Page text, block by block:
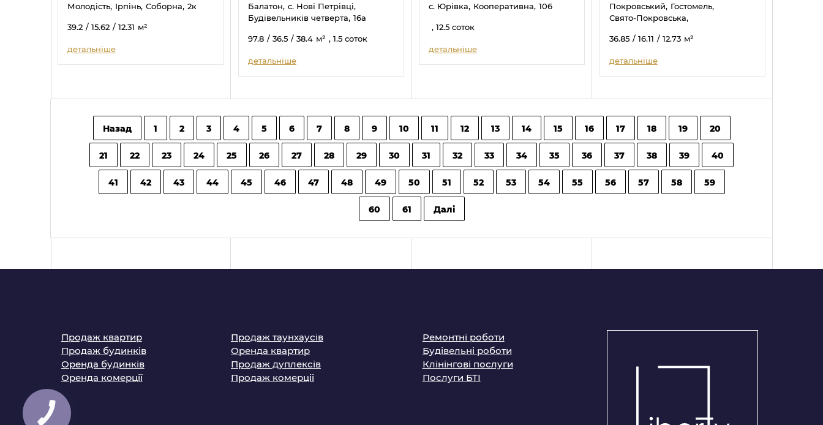
Молодість, Ірпінь, Соборна, 2к
39.2 / 15.62 / 12.31 м²
детальніше
Балатон, с. Нові Петрівці,
Будівельників четверта, 16а
97.8 / 36.5 / 38.4 м² , 1.5 соток
детальніше
с. Юрівка, Кооперативна, 106
, 12.5 соток
детальніше
Покровський, Гостомель,
Свято-Покровська,
36.85 / 16.11 / 12.73 м²
детальніше
Назад 1 2 3 4 5 6 7 8 9 10 11 12 13 14 15 16 17 18 19 20
21 22 23 24 25 26 27 28 29 30 31 32 33 34 35 36 37 38 39 40
41 42 43 44 45 46 47 48 49 50 51 52 53 54 55 56 57 58 59
60 61 Далі
Продаж квартир
Продаж таунхаусів
Продаж будинків
Оренда квартир
Оренда будинків
Продаж дуплексів
Оренда комерції
Продаж комерції
Ремонтні роботи
Будівельні роботи
Клінінгові послуги
Послуги БТІ